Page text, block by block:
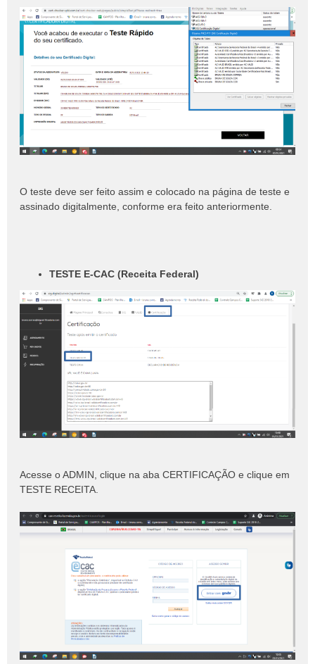
O teste deve ser feito assim e colocado na página de teste e
assinado digitalmente, conforme era feito anteriormente.
TESTE E-CAC (Receita Federal)
Acesse o ADMIN, clique na aba CERTIFICAÇÃO e clique em
TESTE RECEITA.